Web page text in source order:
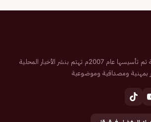
صحيفة إلكترونية سعودية تم تأسيسها عام 2007م تهتم بنشر الأخبار المحلية
بمهنية ومصداقية وموضوعية